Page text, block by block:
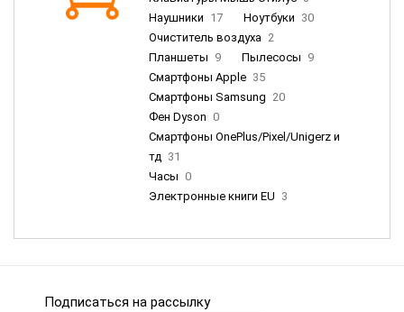
Наушники 17 Ноутбуки 30
Очиститель воздуха 2
Планшеты 9 Пылесосы 9
Смартфоны Apple 35
Смартфоны Samsung 20
Фен Dyson 0
Смартфоны OnePlus/Pixel/Unigerz и
тд 31
Часы 0
Электронные книги EU 3
Подписаться на рассылку